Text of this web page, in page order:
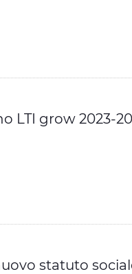
LTI grow 2023-
statuto